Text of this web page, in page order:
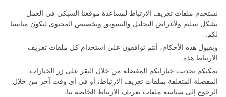
بيان إمكانية الدخول
اتصل بنا
سياسة الخصوصية
الشروط والأحكام
سياسة ملفات تعريف الارتباط
نستخدم ملفات تعريف الارتباط لمساعدة موقعنا الشبكي في العمل
بشكل سليم ولأغراض التحليل والتسويق وتخصيص المحتوى ليكون مناسبا
لكم.
وبقبول هذه الأحكام، أنتم توافقون على استخدام كل ملفات تعريف
الارتباط هذه.
يمكنكم تحديث خياراتكم المفضلة من خلال النقر على زر الخيارات
المفضلة المتعلقة بملفات تعريف الارتباط، أو في أي وقت آخر من خلال
الرجوع إلى سياسة ملفات تعريف الارتباط الخاصة بنا.